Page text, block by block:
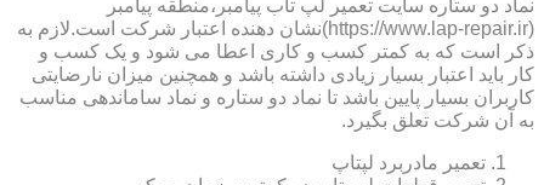
نماد دو ستاره سایت تعمیر لپ تاب پیامبر،منطقه پیامبر
(https://www.lap-repair.ir)نشان دهنده اعتبار شرکت است.لازم به
ذکر است که به کمتر کسب و کاری اعطا می شود و یک کسب و
کار باید اعتبار بسیار زیادی داشته باشد و همچنین میزان نارضایتی
کاربران بسیار پایین باشد تا نماد دو ستاره و نماد ساماندهی مناسب
به آن شرکت تعلق بگیرد.
تعمیر مادربرد لپتاپ